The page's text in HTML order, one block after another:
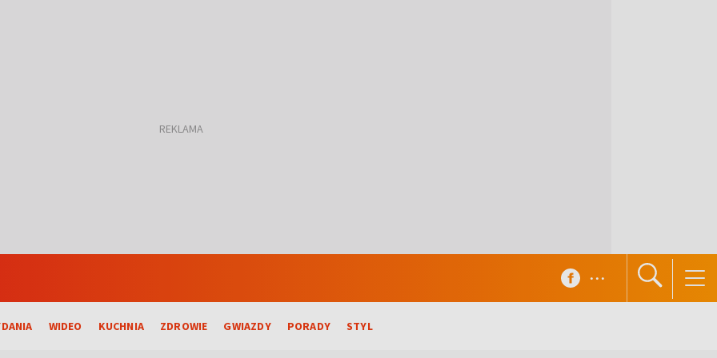
WIDEO KUCHNIA ZDROWIE GWIAZDY PORADY STYL
...